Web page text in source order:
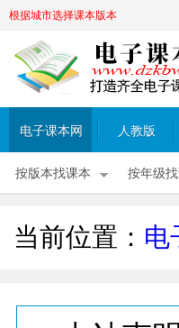
根据城市选择课本版本
电子课本网 人教版
按版本找课本 按年级
当前位置： 电